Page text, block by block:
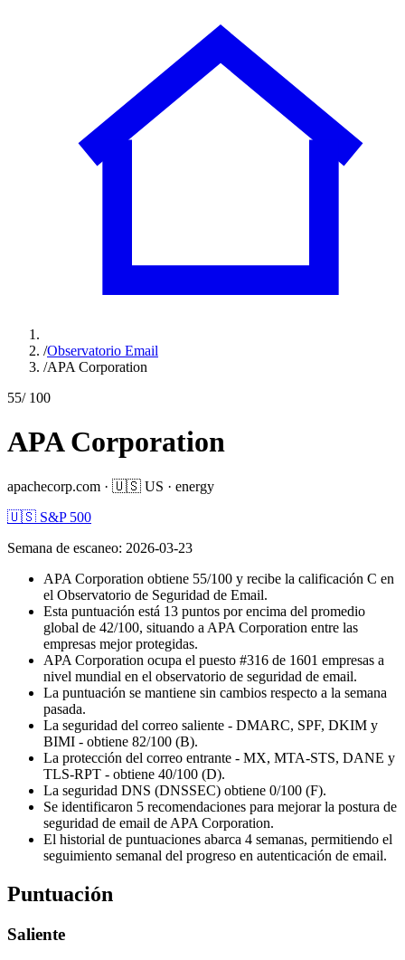
/Observatorio Email
/APA Corporation
55/ 100
APA Corporation
apachecorp.com · 🇺🇸 US · energy
🇺🇸 S&P 500
Semana de escaneo: 2026-03-23
APA Corporation obtiene 55/100 y recibe la calificación C en
el Observatorio de Seguridad de Email.
Esta puntuación está 13 puntos por encima del promedio
global de 42/100, situando a APA Corporation entre las
empresas mejor protegidas.
APA Corporation ocupa el puesto #316 de 1601 empresas a
nivel mundial en el observatorio de seguridad de email.
La puntuación se mantiene sin cambios respecto a la semana
pasada.
La seguridad del correo saliente - DMARC, SPF, DKIM y
BIMI - obtiene 82/100 (B).
La protección del correo entrante - MX, MTA-STS, DANE y
TLS-RPT - obtiene 40/100 (D).
La seguridad DNS (DNSSEC) obtiene 0/100 (F).
Se identificaron 5 recomendaciones para mejorar la postura de
seguridad de email de APA Corporation.
El historial de puntuaciones abarca 4 semanas, permitiendo el
seguimiento semanal del progreso en autenticación de email.
Puntuación
Saliente